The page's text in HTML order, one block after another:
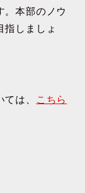
。本部のノウ
指しましょ
は、
こちら